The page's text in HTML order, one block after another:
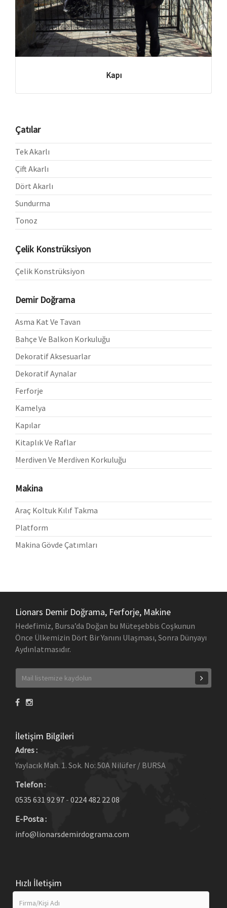
Kapı
Çatılar
Tek Akarlı
Çift Akarlı
Dört Akarlı
Sundurma
Tonoz
Çelik Konstrüksiyon
Çelik Konstrüksiyon
Demir Doğrama
Asma Kat Ve Tavan
Bahçe Ve Balkon Korkuluğu
Dekoratif Aksesuarlar
Dekoratif Aynalar
Ferforje
Kamelya
Kapılar
Kitaplık Ve Raflar
Merdiven Ve Merdiven Korkuluğu
Makina
Araç Koltuk Kılıf Takma
Platform
Makina Gövde Çatımları
Lionars Demir Doğrama, Ferforje, Makine
Hedefimiz, Bursa’da Doğan bu Müteşebbis Coşkunun
Önce Ülkemizin Dört Bir Yanını Ulaşması, Sonra Dünyayı
Aydınlatmasıdır.
İletişim Bilgileri
Adres :
Yaylacık Mah. 1. Sok. No: 50A Nilüfer / BURSA
Telefon :
0535 631 92 97 - 0224 482 22 08
E-Posta :
info@lionarsdemirdograma.com
Hızlı İletişim